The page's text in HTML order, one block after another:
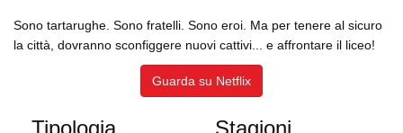
Sono tartarughe. Sono fratelli. Sono eroi. Ma per tenere al sicuro
la città, dovranno sconfiggere nuovi cattivi... e affrontare il liceo!
Guarda su Netflix